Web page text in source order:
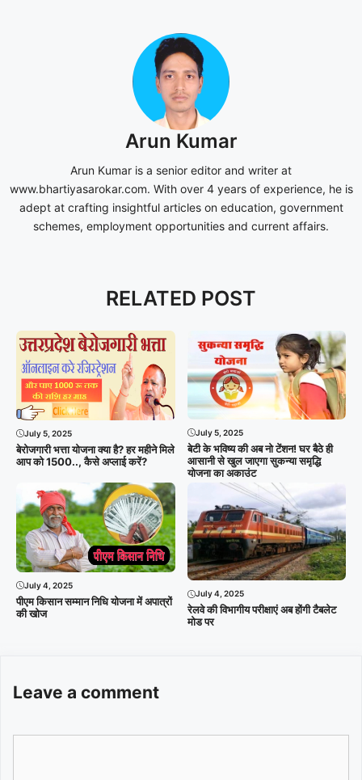
Arun Kumar
Arun Kumar is a senior editor and writer at
www.bhartiyasarokar.com. With over 4 years of experience, he is
adept at crafting insightful articles on education, government
schemes, employment opportunities and current affairs.
RELATED POST
July 5, 2025
बेरोजगारी भत्ता योजना क्या है? हर महीने मिले
आप को 1500.., कैसे अप्लाई करें?
July 5, 2025
बेटी के भविष्य की अब नो टेंशन! घर बैठे ही
आसानी से खुल जाएगा सुकन्या समृद्धि
योजना का अकाउंट
July 4, 2025
पीएम किसान सम्मान निधि योजना में अपात्रों
की खोज
July 4, 2025
रेलवे की विभागीय परीक्षाएं अब होंगी टैबलेट
मोड पर
Leave a comment